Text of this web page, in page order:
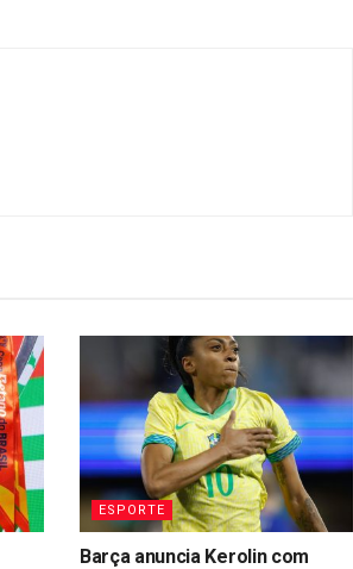
ESPORTE
Barça anuncia Kerolin com